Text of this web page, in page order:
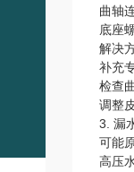
曲轴
底座
解决
补充
检查
调整
3. 漏
可能
高压